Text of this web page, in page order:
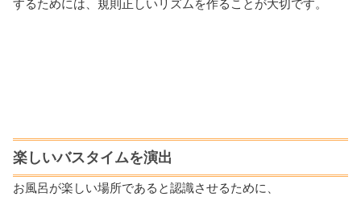
するためには、規則正しいリズムを作ることが大切です。
楽しいバスタイムを演出
お風呂が楽しい場所であると認識させるために、